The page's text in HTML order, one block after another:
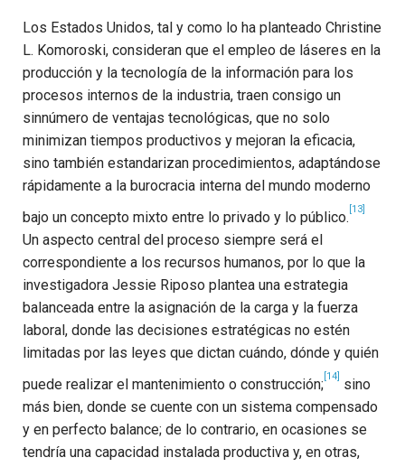
Los Estados Unidos, tal y como lo ha planteado Christine
L. Komoroski, consideran que el empleo de láseres en la
producción y la tecnología de la información para los
procesos internos de la industria, traen consigo un
sinnúmero de ventajas tecnológicas, que no solo
minimizan tiempos productivos y mejoran la eficacia,
sino también estandarizan procedimientos, adaptándose
rápidamente a la burocracia interna del mundo moderno
bajo un concepto mixto entre lo privado y lo público.
[13]
Un aspecto central del proceso siempre será el
correspondiente a los recursos humanos, por lo que la
investigadora Jessie Riposo plantea una estrategia
balanceada entre la asignación de la carga y la fuerza
laboral, donde las decisiones estratégicas no estén
limitadas por las leyes que dictan cuándo, dónde y quién
puede realizar el mantenimiento o construcción;
[14]
sino
más bien, donde se cuente con un sistema compensado
y en perfecto balance; de lo contrario, en ocasiones se
tendría una capacidad instalada productiva y, en otras,